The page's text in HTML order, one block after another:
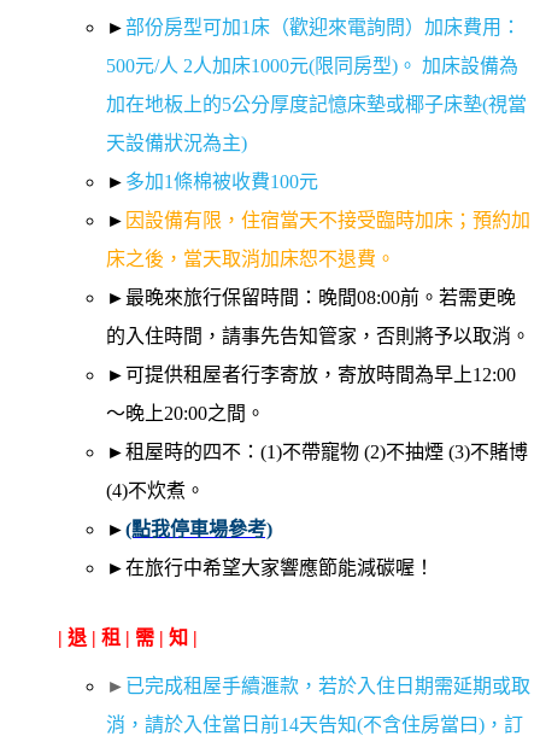
►部份房型可加1床（歡迎來電詢問）加床費用：
500元/人 2人加床1000元(限同房型)。 加床設備為
加在地板上的5公分厚度記憶床墊或椰子床墊(視當
天設備狀況為主)
► 多加1條棉被收費100元
► 因設備有限，住宿當天不接受臨時加床；預約加
床之後，當天取消加床恕不退費。
►最晚來旅行保留時間：晚間08:00前。若需更晚
的入住時間，請事先告知管家，否則將予以取消。
►可提供租屋者行李寄放，寄放時間為早上12:00
～晚上20:00之間。
►租屋時的四不：(1)不帶寵物 (2)不抽煙 (3)不賭博
(4)不炊煮。
►(點我停車場參考)
►在旅行中希望大家響應節能減碳喔！
| 退 | 租 | 需 | 知 |
► 已完成租屋手續滙款，若於入住日期需延期或取
消，請於入住當日前14天告知(不含住房當曰)，訂